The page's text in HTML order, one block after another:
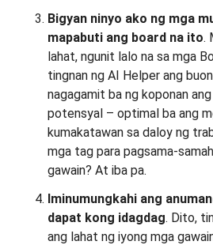
Bigyan ninyo ako ng mga
mapabuti ang board na ito.
lahat, ngunit lalo na sa mga
tingnan ng AI Helper ang
nagagamit ba ng koponan
potensyal – optimal ba ang
kumakatawan sa daloy ng
mga tag para pagsama-
gawain? At iba pa.
Iminumungkahi ang
dapat kong idagdag. Dito,
ang lahat ng iyong mga